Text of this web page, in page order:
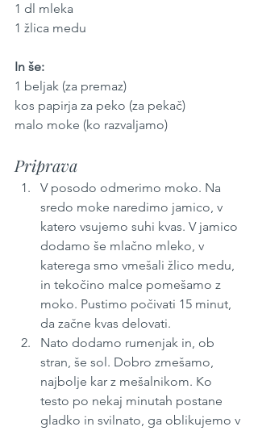
1 dl mleka
1 žlica medu
In še:
1 beljak (za premaz)
kos papirja za peko (za pekač)
malo moke (ko razvaljamo)
Priprava
V posodo odmerimo moko. Na
sredo moke naredimo jamico, v
katero vsujemo suhi kvas. V jamico
dodamo še mlačno mleko, v
katerega smo vmešali žlico medu,
in tekočino malce pomešamo z
moko. Pustimo počivati 15 minut,
da začne kvas delovati.
Nato dodamo rumenjak in, ob
stran, še sol. Dobro zmešamo,
najbolje kar z mešalnikom. Ko
testo po nekaj minutah postane
gladko in svilnato, ga oblikujemo v